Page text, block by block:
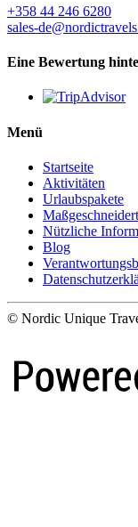
+358 44 246 6280
sales-
Eine Bewertung
Menü
Startseite
Aktivitäten
Urlaubspakete
Nützliche
Blog
© Nordic Unique